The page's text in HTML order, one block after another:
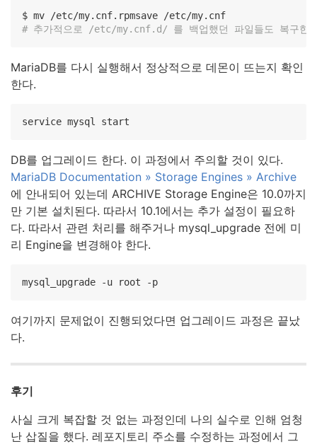
# 추가적으로 /etc/my.cnf.d/ 를 백업했던 파일들도 복구한
MariaDB를 다시 실행해서 정상적으로 데몬이 뜨는지 확인
한다.
service mysql start
DB를 업그레이드 한다. 이 과정에서 주의할 것이 있다.
MariaDB Documentation » Storage Engines » Archive
에 안내되어 있는데 ARCHIVE Storage Engine은 10.0까지
만 기본 설치된다. 따라서 10.1에서는 추가 설정이 필요하
다. 따라서 관련 처리를 해주거나 mysql_upgrade 전에 미
리 Engine을 변경해야 한다.
mysql_upgrade -u root -p
여기까지 문제없이 진행되었다면 업그레이드 과정은 끝났
다.
후기
사실 크게 복잡할 것 없는 과정인데 나의 실수로 인해 엄청
난 삽질을 했다. 레포지토리 주소를 수정하는 과정에서 그